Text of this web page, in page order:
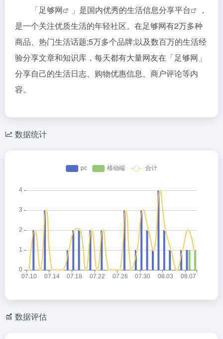
「足够网 」是国内优秀的生活信息分享平台
，
是一个关注优质生活的年轻社区。在足够网有2万多种
商品、热门生活话题;5万多个品牌;以及数百万的生活经
验分享文章和知识库，每天都有大量网友在「足够网」
分享自己的生活日志、购物优惠信息、商户评论等内
容。
数据统计
数据评估